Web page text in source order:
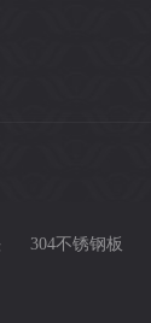
304不锈钢板